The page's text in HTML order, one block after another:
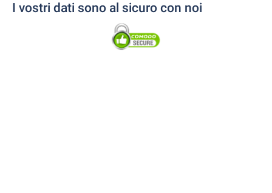
I vostri dati sono al sicuro con noi